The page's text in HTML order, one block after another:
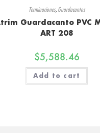
Terminaciones, Guardacantos
Guardacanto PVC
ART 208
$5,588.46
Add to cart